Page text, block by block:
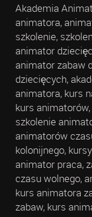
Akademia
animatora,
szkolenie,
animator
animator zabaw
dziecięcych,
animatora, kurs
kurs
szkolenie
animatorów
kolonijnego,
animator praca,
czasu wolnego,
kurs animatora
zabaw, kurs